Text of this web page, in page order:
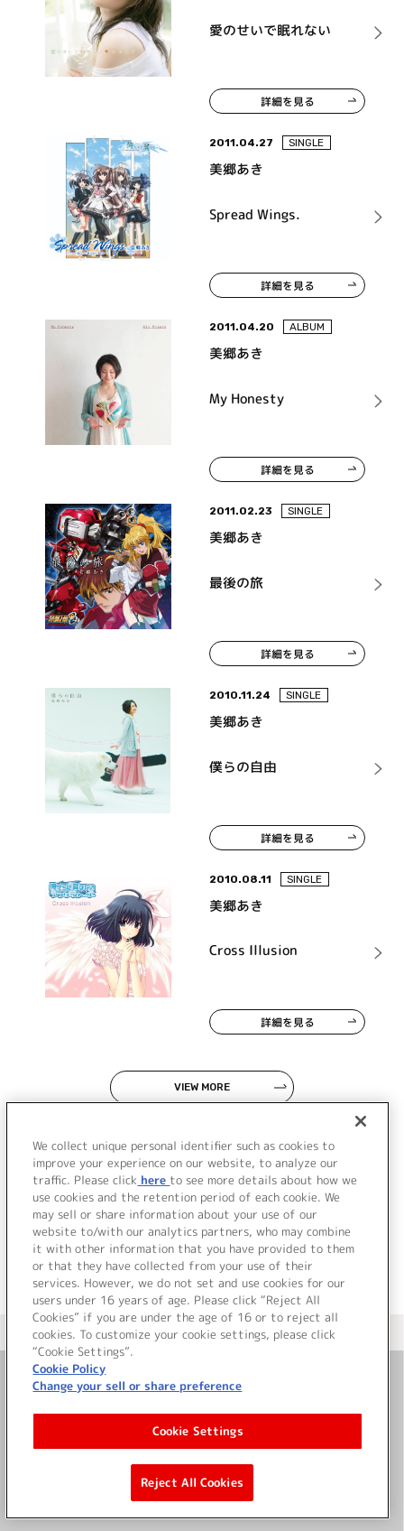
愛のせいで眠れない
詳細を見る
2011.04.27 SINGLE
美郷あき
Spread Wings.
詳細を見る
2011.04.20 ALBUM
美郷あき
My Honesty
詳細を見る
2011.02.23 SINGLE
美郷あき
最後の旅
詳細を見る
2010.11.24 SINGLE
美郷あき
僕らの自由
詳細を見る
2010.08.11 SINGLE
美郷あき
Cross Illusion
詳細を見る
VIEW MORE
JP
＜ カタログサイト トップページへ
お問い合わせ
サイト利用について
©Bandai Namco Music Live Inc.
We collect unique personal identifier such as cookies to
improve your experience on our website, to analyze our
traffic. Please click here to see more details about how we
use cookies and the retention period of each cookie. We
may sell or share information about your use of our
website to/with our analytics partners, who may combine
it with other information that you have provided to them
or that they have collected from your use of their
services. However, we do not set and use cookies for our
users under 16 years of age. Please click “Reject All
Cookies” if you are under the age of 16 or to reject all
cookies. To customize your cookie settings, please click
“Cookie Settings”.
Cookie Policy
Change your sell or share preference
Cookie Settings
Reject All Cookies